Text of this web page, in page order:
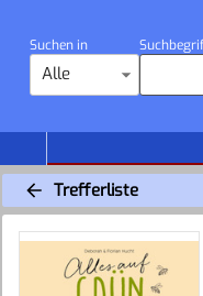
Suchen in
Alle
Trefferliste